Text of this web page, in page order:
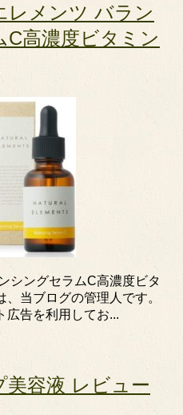
レメンツ バラン
C高濃度ビタミン
シングセラムC高濃度ビタ
当ブログの管理人です。
広告を利用してお...
美容液 レビュー